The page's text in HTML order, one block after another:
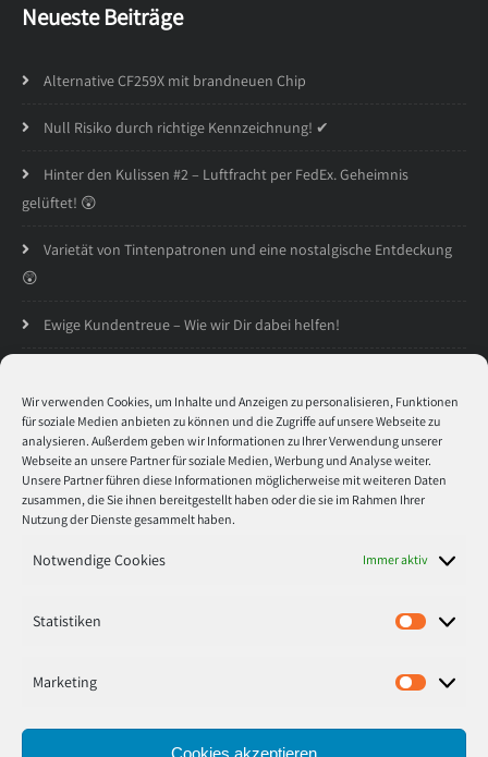
Wir verwenden Cookies, um Inhalte und Anzeigen zu personalisieren, Funktionen
für soziale Medien anbieten zu können und die Zugriffe auf unsere Webseite zu
analysieren. Außerdem geben wir Informationen zu Ihrer Verwendung unserer
Webseite an unsere Partner für soziale Medien, Werbung und Analyse weiter.
Unsere Partner führen diese Informationen möglicherweise mit weiteren Daten
zusammen, die Sie ihnen bereitgestellt haben oder die sie im Rahmen Ihrer
Nutzung der Dienste gesammelt haben.
Notwendige Cookies Immer aktiv
Statistiken
Marketing
Cookies akzeptieren
Neueste Beiträge
Alternative CF259X mit brandneuen Chip
Null Risiko durch richtige Kennzeichnung! ✔
Hinter den Kulissen #2 – Luftfracht per FedEx. Geheimnis
gelüftet! 😲
Varietät von Tintenpatronen und eine nostalgische Entdeckung
😲
Ewige Kundentreue – Wie wir Dir dabei helfen!
Öffnungszeiten
Montag 8:30 - 17:00
Dienstag8:30 - 17:00
Mitwoch 8:30 - 17:00